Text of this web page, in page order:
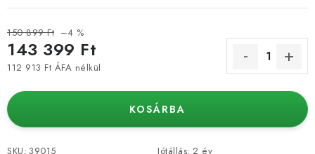
150 899 Ft –4 %
143 399 Ft
112 913 Ft ÁFA nélkül
KOSÁRBA
SKU: 39015
Jótállás: 2 év